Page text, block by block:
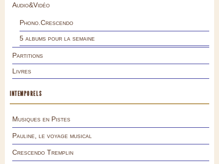
Audio&Vidéo
Phono.Crescendo
5 albums pour la semaine
Partitions
Livres
INTEMPORELS
Musiques en Pistes
Pauline, le voyage musical
Crescendo Tremplin